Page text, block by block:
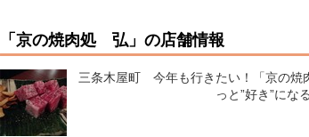
「京の焼肉処 弘」の店舗情報
三条木屋町 今年も行きたい！「京の
っと”好き”にな